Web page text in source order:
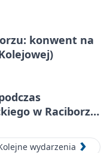
konwent na
w Raciborzu
wydarzenia